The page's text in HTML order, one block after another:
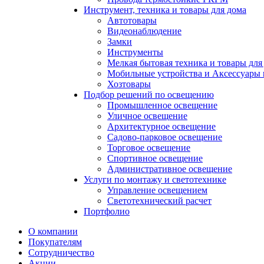
Инструмент, техника и товары для дома
Автотовары
Видеонаблюдение
Замки
Инструменты
Мелкая бытовая техника и товары для
Мобильные устройства и Аксессуары
Хозтовары
Подбор решений по освещению
Промышленное освещение
Уличное освещение
Архитектурное освещение
Садово-парковое освещение
Торговое освещение
Спортивное освещение
Административное освещение
Услуги по монтажу и светотехнике
Управление освещением
Светотехнический расчет
Портфолио
О компании
Покупателям
Сотрудничество